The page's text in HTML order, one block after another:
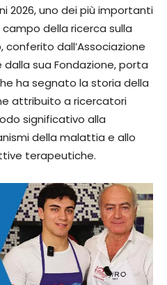
2026, uno dei più importanti
della ricerca sulla
conferito dall’Associazione
dalla sua Fondazione, porta
ha segnato la storia della
attribuito a ricercatori
significativo alla
della malattia e allo
terapeutiche.